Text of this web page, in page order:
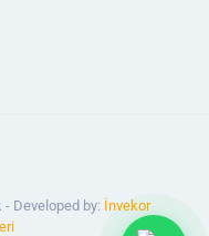
- Developed by: İnvekor